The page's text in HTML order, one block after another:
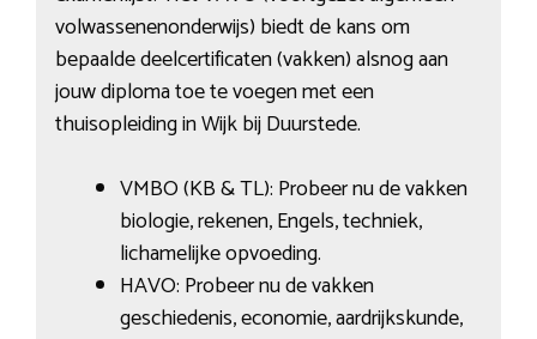
volwassenenonderwijs) biedt de kans om
bepaalde deelcertificaten (vakken) alsnog aan
jouw diploma toe te voegen met een
thuisopleiding in Wijk bij Duurstede.
VMBO (KB & TL): Probeer nu de vakken
biologie, rekenen, Engels, techniek,
lichamelijke opvoeding.
HAVO: Probeer nu de vakken
geschiedenis, economie, aardrijkskunde,